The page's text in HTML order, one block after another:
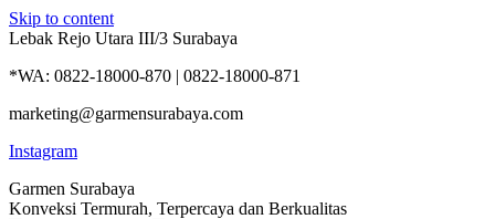
Skip to content
Lebak Rejo Utara III/3 Surabaya
*WA: 0822-18000-870 | 0822-18000-871
marketing@garmensurabaya.com
Instagram
Garmen Surabaya
Konveksi Termurah, Terpercaya dan Berkualitas